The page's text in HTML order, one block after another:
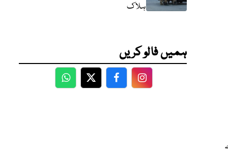
ہلاک
ہمیں فالو کریں
WhatsApp
TwitterFacebookFacebook